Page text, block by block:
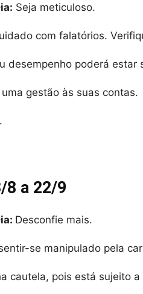
Seja meticuloso.
com falatórios.
desempenho poderá estar
uma gestão às suas contas.
8 a 22/9
Desconfie mais.
se manipulado pela
cautela, pois está sujeito